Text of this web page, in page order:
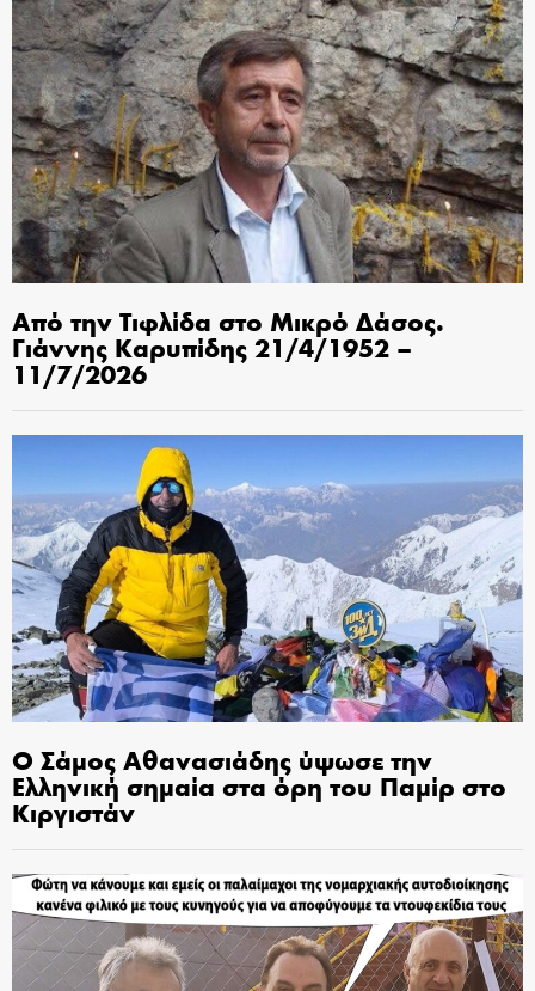
Από την Τιφλίδα στο Μικρό Δάσος.
Γιάννης Καρυπίδης 21/4/1952 –
11/7/2026
Ο Σάμος Αθανασιάδης ύψωσε την
Ελληνική σημαία στα όρη του Παμίρ στο
Κιργιστάν